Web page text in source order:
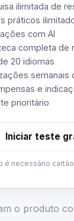
ilimitada de
práticos
com AI
completa de
20 idiomas
semanais
e
prioritário
Iniciar teste
é necessário
o produto